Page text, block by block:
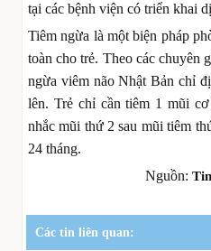
tại các bệnh viện có triển khai
Tiêm ngừa là một biện pháp
toàn cho trẻ. Theo các chuyên
ngừa viêm não Nhật Bản chỉ
lên. Trẻ chỉ cần tiêm 1 mũi
nhắc mũi thứ 2 sau mũi tiêm
24 tháng.
Nguồn:
Các tin liên quan: